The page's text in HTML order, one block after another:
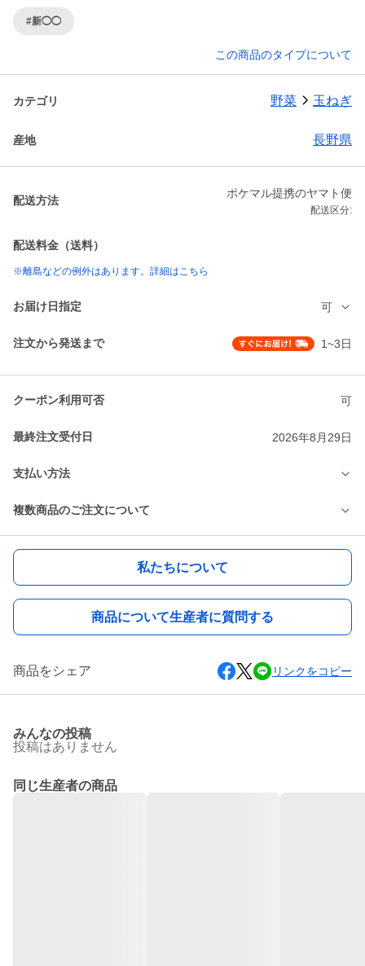
#新◯◯
この商品のタイプについて
カテゴリ 野菜 玉ねぎ
産地 長野県
配送方法
ポケマル提携のヤマト便
配送区分:
配送料金（送料）
※離島などの例外はあります。詳細はこちら
お届け日指定 可
注文から発送まで 1~3日
クーポン利用可否 可
最終注文受付日 2026年8月29日
支払い方法
複数商品のご注文について
私たちについて
商品について生産者に質問する
商品をシェア リンクをコピー
みんなの投稿
投稿はありません
同じ生産者の商品